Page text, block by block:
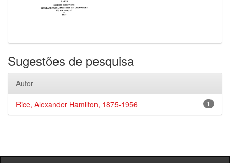
Sugestões de pesquisa
Autor
1
Rice, Alexander Hamilton, 1875-1956